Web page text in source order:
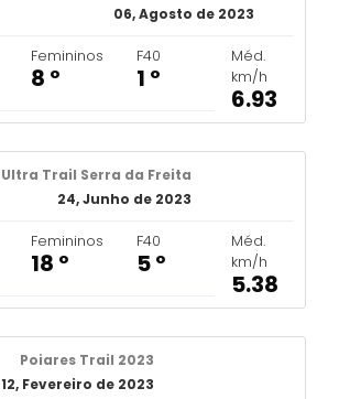
06, Agosto de 2023
Femininos
8 º
F40
1 º
Méd.
km/h
6.93
Ultra Trail Serra da Freita
24, Junho de 2023
Femininos
18 º
F40
5 º
Méd.
km/h
5.38
Poiares Trail 2023
12, Fevereiro de 2023